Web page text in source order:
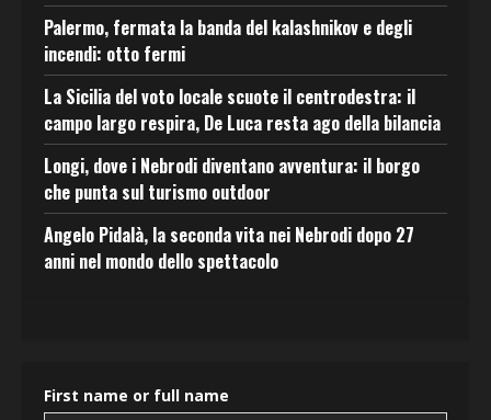
Palermo, fermata la banda del kalashnikov e degli
incendi: otto fermi
La Sicilia del voto locale scuote il centrodestra: il
campo largo respira, De Luca resta ago della bilancia
Longi, dove i Nebrodi diventano avventura: il borgo
che punta sul turismo outdoor
Angelo Pidalà, la seconda vita nei Nebrodi dopo 27
anni nel mondo dello spettacolo
First name or full name